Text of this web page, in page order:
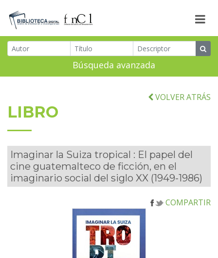
Búsqueda avanzada
VOLVER ATRÁS
LIBRO
Imaginar la Suiza tropical : El papel del
cine guatemalteco de ficción, en el
imaginario social del siglo XX (1949-1986)
COMPARTIR